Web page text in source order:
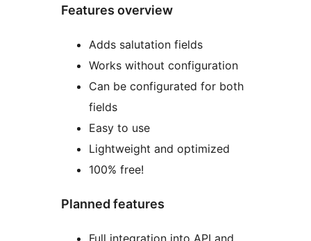
Features overview
Adds salutation fields
Works without configuration
Can be configurated for both
fields
Easy to use
Lightweight and optimized
100% free!
Planned features
Full integration into API and